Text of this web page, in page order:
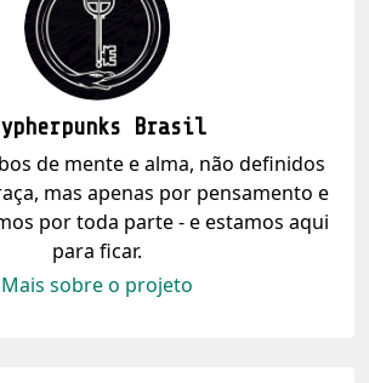
Brasil
de mente e alma, não definidos
mas apenas por pensamento e
por toda parte - e estamos aqui
para ficar.
Mais sobre o projeto